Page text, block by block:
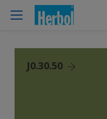
J0.30.50